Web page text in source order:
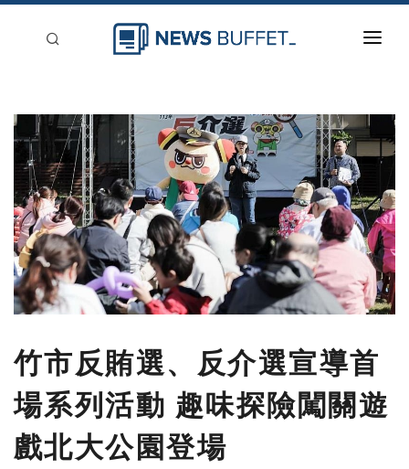
新聞稿分類
登入
刊登
竹市反賄選、反介選宣導首
場系列活動 趣味探險闖關遊
戲北大公園登場